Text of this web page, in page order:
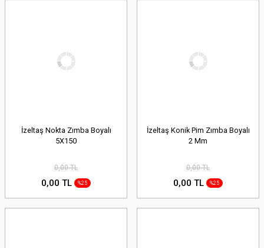
İzeltaş Nokta Zımba Boyalı
5X150
0,00 TL
0,00 TL %25
İzeltaş Konik Pim Zımba Boyalı
2 Mm
0,00 TL
0,00 TL %25